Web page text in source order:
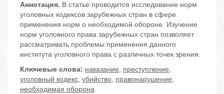
Аннотация. В статье проводится исследование норм
уголовных кодексов зарубежных стран в сфере
применения норм о необходимой обороне. Изучение
норм уголовного права зарубежных стран позволяет
рассматривать проблемы применения данного
института уголовного права с различных точек зрения.
Ключевые слова: наказание, преступление,
уголовный кодекс, убийство, правонарушение,
необходимая оборона